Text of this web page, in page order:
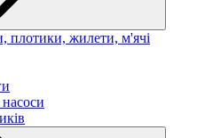
плотики, жилети, м'ячі